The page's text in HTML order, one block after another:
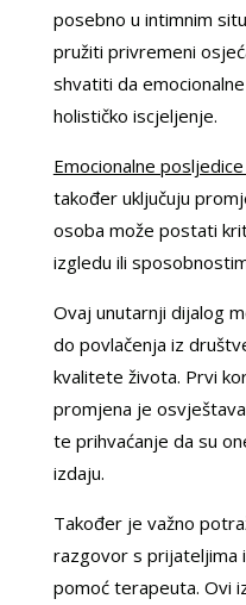
posebno u intimnim
pružiti privremeni
shvatiti da
holističko iscjeljenje.
Emocionalne
također uključuju
osoba može postati
izgledu ili
Ovaj unutarnji dijalog
do povlačenja iz
kvalitete života. Prvi
promjena je
te prihvaćanje da su
izdaju.
Također je važno
razgovor s prijateljima
pomoć terapeuta. Ovi